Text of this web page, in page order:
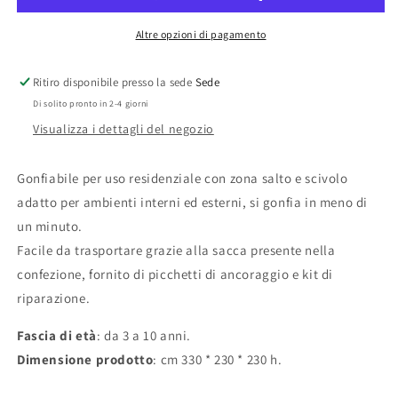
slide
slide
Altre opzioni di pagamento
Ritiro disponibile presso la sede Sede
Di solito pronto in 2-4 giorni
Visualizza i dettagli del negozio
Gonfiabile per uso residenziale con zona salto e scivolo
adatto per ambienti interni ed esterni, si gonfia in meno di
un minuto.
Facile da trasportare grazie alla sacca presente nella
confezione, fornito di picchetti di ancoraggio e kit di
riparazione.
Fascia di età: da 3 a 10 anni.
Dimensione prodotto: cm 330 * 230 * 230 h.